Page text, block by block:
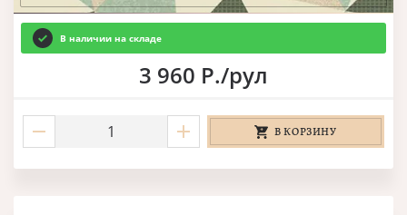
В наличии на складе
3 960 Р./рул
В КОРЗИНУ